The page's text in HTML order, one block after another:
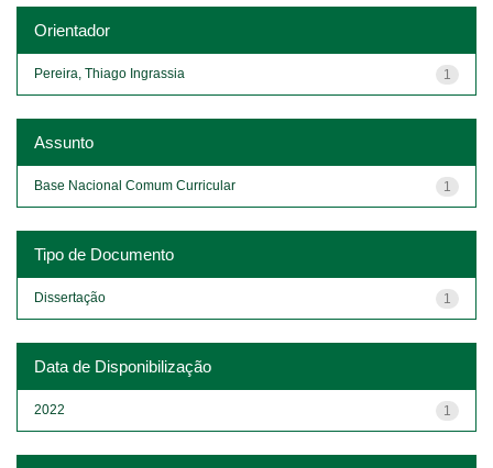
Orientador
1
Pereira, Thiago Ingrassia
Assunto
1
Base Nacional Comum Curricular
Tipo de Documento
1
Dissertação
Data de Disponibilização
1
2022